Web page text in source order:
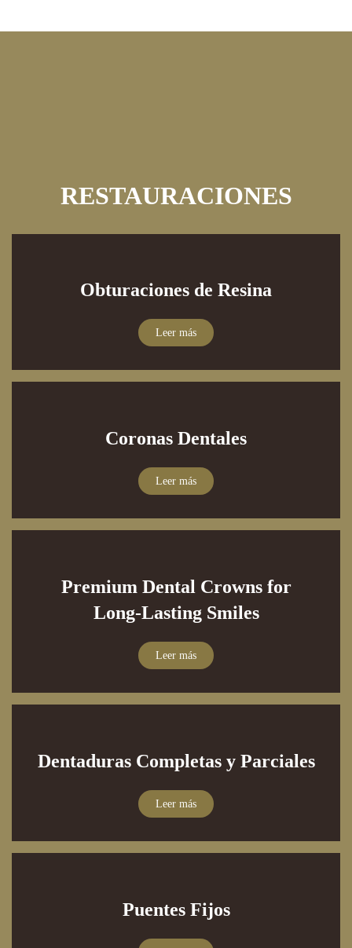
RESTAURACIONES
Obturaciones de Resina
Leer más
Coronas Dentales
Leer más
Premium Dental Crowns for
Long-Lasting Smiles
Leer más
Dentaduras Completas y Parciales
Leer más
Puentes Fijos